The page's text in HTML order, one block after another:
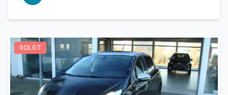
SOLGT